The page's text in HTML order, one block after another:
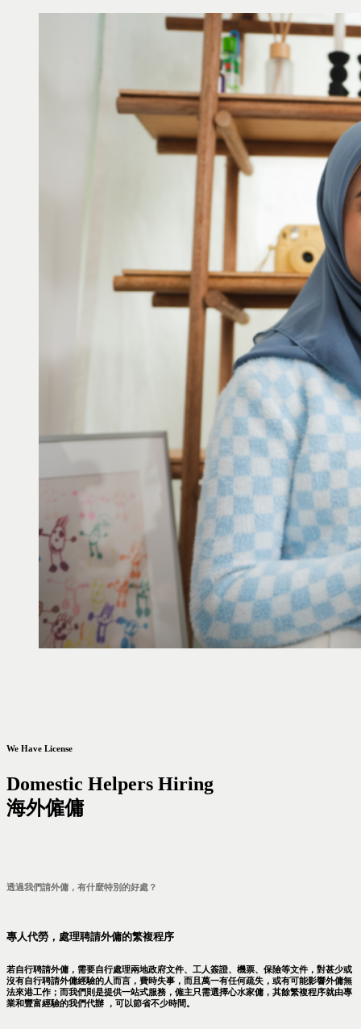
We Have License
Domestic Helpers Hiring
海外僱傭
透過我們請外傭，有什麼特別的好處？
專人代勞，處理聘請外傭的繁複程序
若自行聘請外傭，需要自行處理兩地政府文件、工人簽證、機票、保險等文件，對甚少或
沒有自行聘請外傭經驗的人而言，費時失事，而且萬一有任何疏失，或有可能影響外傭無
法來港工作；而我們則是提供一站式服務，僱主只需選擇心水家傭，其餘繁複程序就由專
業和豐富經驗的我們代辦 ，可以節省不少時間。